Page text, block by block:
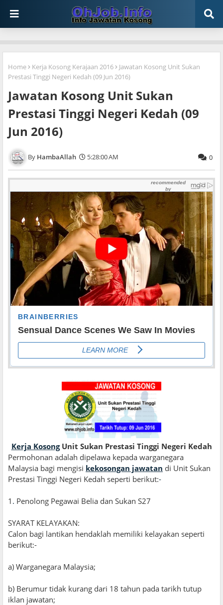
Home Kerja Kosong Kerajaan 2016
Jawatan Kosong Unit Sukan
Prestasi Tinggi Negeri Kedah (09 Jun 2016)
Jawatan Kosong Unit Sukan
Prestasi Tinggi Negeri Kedah (09
Jun 2016)
HambaAllah 5:28:00 AM 0
Kerja KosongUnit Sukan Prestasi Tinggi Negeri Kedah
Permohonan adalah dipelawa kepada warganegara
Malaysia bagi mengisi kekosongan jawatan di Unit Sukan
Prestasi Tinggi Negeri Kedah seperti berikut:-
1 . Penolong Pegawai Belia dan Sukan S27
SYARAT KELAYAKAN:
Calon bagi lantikan hendaklah memiliki kelayakan seperti
berikut:-
a) Warganegara Malaysia;
b) Berumur tidak kurang dari 18 tahun pada tarikh tutup
iklan jawatan;